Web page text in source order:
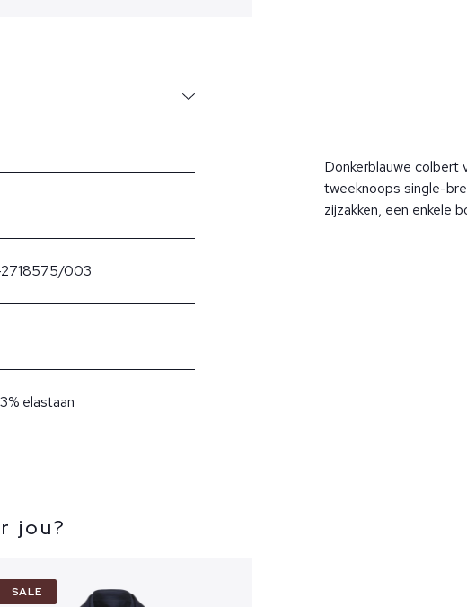
003
elastaan
jou?
SALE
Donkerblauwe colbert
tweeknoops single-
zijzakken, een enkele